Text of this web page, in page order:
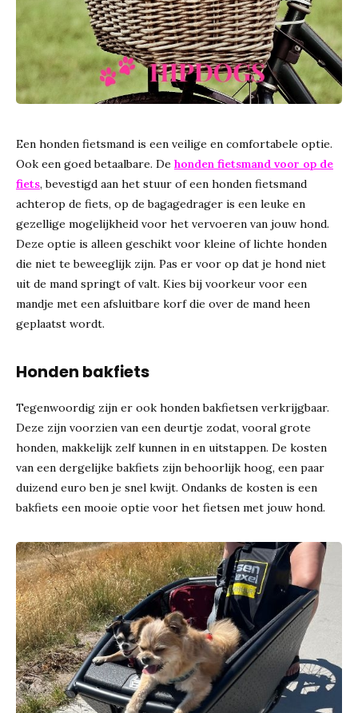
Een honden fietsmand is een veilige en comfortabele optie.
Ook een goed betaalbare. De honden fietsmand voor op de
fiets, bevestigd aan het stuur of een honden fietsmand
achterop de fiets, op de bagagedrager is een leuke en
gezellige mogelijkheid voor het vervoeren van jouw hond.
Deze optie is alleen geschikt voor kleine of lichte honden
die niet te beweeglijk zijn. Pas er voor op dat je hond niet
uit de mand springt of valt. Kies bij voorkeur voor een
mandje met een afsluitbare korf die over de mand heen
geplaatst wordt.
Honden bakfiets
Tegenwoordig zijn er ook honden bakfietsen verkrijgbaar.
Deze zijn voorzien van een deurtje zodat, vooral grote
honden, makkelijk zelf kunnen in en uitstappen. De kosten
van een dergelijke bakfiets zijn behoorlijk hoog, een paar
duizend euro ben je snel kwijt. Ondanks de kosten is een
bakfiets een mooie optie voor het fietsen met jouw hond.